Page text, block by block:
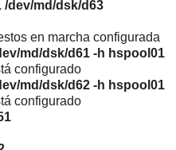
/dev/md/dsk/d63
en marcha configurada
md/dsk/d61 -h hspool01
configurado
md/dsk/d62 -h hspool01
configurado